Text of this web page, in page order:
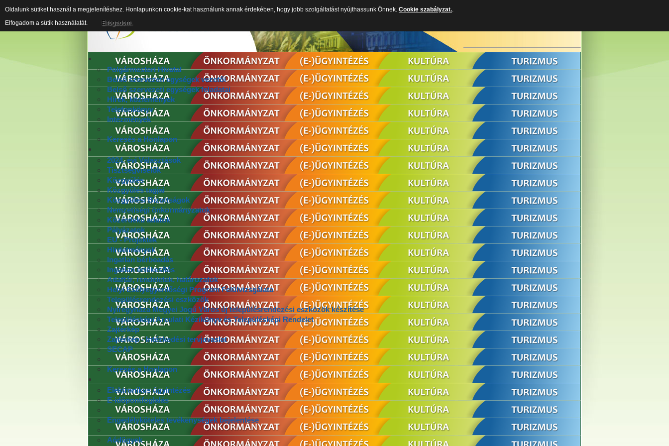
Polgármesteri Hivatal
Belső szervezeti egységek vezetői
Belső szervezeti egységek feladatai
Hírek, közlemények
Telefonkönyv
Intézmények
Keresés a Honlapon
2024. évi Választások
Tisztségviselők
Közgyűlés
Közgyűlés tagjai
Közgyűlési Bizottságok
Nemzetiségi önkormányzatok
Közérdekű adatok
Pályázatok
EU - Projektek
Hirdetmények
Ingatlan bérbeadás
Ingatlan értékesítés
Adattár, rendeletek, határozatok
Helyi Esélyegyenlőségi Program Felülvizsgálata
Településrendezési eszközök
Nyíregyháza Megyei Jogú Város új településrendezési eszközök készítése
Településképi Arculati Kézikönyv és Településképi Rendelet
Zajtérkép
Zajtérkép - Intézkedési tervjavaslat
SECAP
Keresés a Honlapon
Elektronikus ügyintézés
E-időpontfoglalás
Engedélyköteles tevékenységek bejelentése
Aódügyek
Oldalunk sütiket használ a megjelenítéshez. Honlapunkon cookie-kat használunk annak érdekében, hogy jobb szolgáltatást nyújthassunk Önnek. Cookie szabályzat..
Elfogadom a sütik használatát.
Elfogadom.